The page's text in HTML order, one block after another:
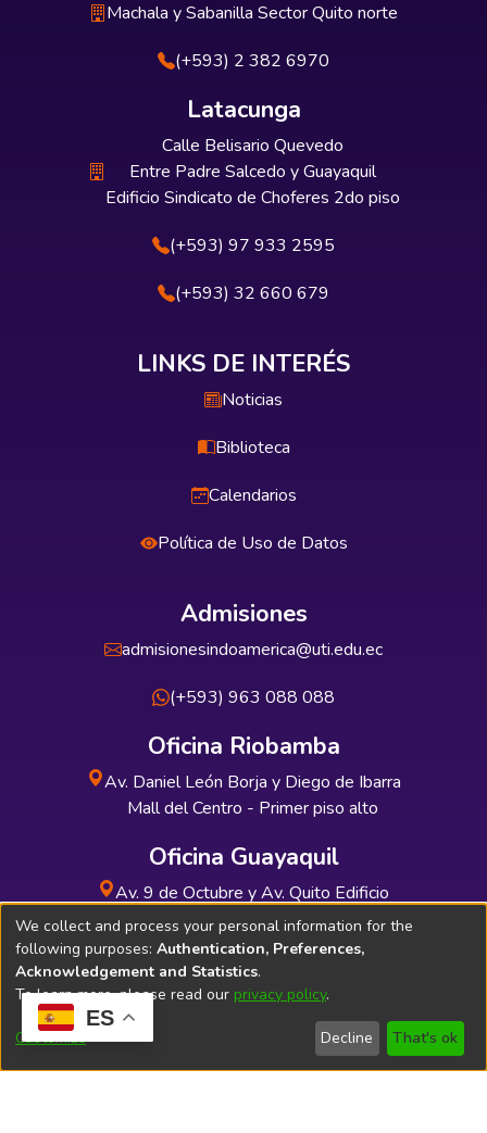
ES
Machala y Sabanilla Sector Quito norte
(+593) 2 382 6970
Latacunga
Calle Belisario Quevedo
Entre Padre Salcedo y Guayaquil
Edificio Sindicato de Choferes 2do piso
(+593) 97 933 2595
(+593) 32 660 679
LINKS DE INTERÉS
Noticias
Biblioteca
Calendarios
Política de Uso de Datos
Admisiones
admisionesindoamerica@uti.edu.ec
(+593) 963 088 088
Oficina Riobamba
Av. Daniel León Borja y Diego de Ibarra
Mall del Centro - Primer piso alto
Oficina Guayaquil
Av. 9 de Octubre y Av. Quito Edificio
INDUAUTO - Planta baja
Soporte Técnico Bibliolatino.com
We collect and process your personal information for the
following purposes: Authentication, Preferences,
Acknowledgement and Statistics.
To learn more, please read our privacy policy.
Customize Decline That's ok